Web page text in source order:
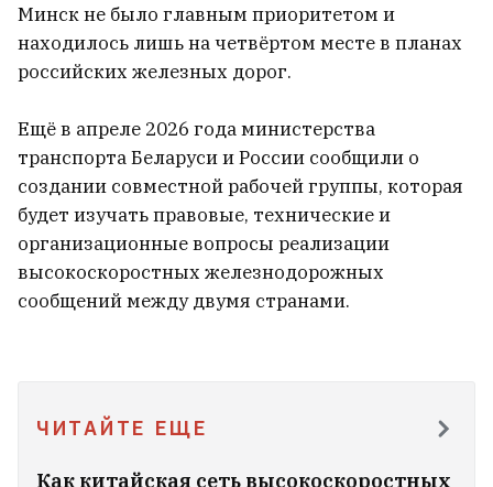
Минск не было главным приоритетом и
находилось лишь на четвёртом месте в планах
российских железных дорог.
Ещё в апреле 2026 года министерства
транспорта Беларуси и России сообщили о
создании совместной рабочей группы, которая
будет изучать правовые, технические и
организационные вопросы реализации
высокоскоростных железнодорожных
сообщений между двумя странами.
ЧИТАЙТЕ ЕЩЕ
Как китайская сеть высокоскоростных
Семью медведей встретили в Мядельском
районе